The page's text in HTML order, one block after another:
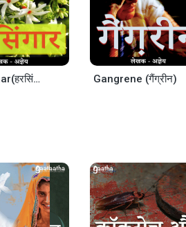
Harsingaar(हरसिंगार) Gangrene (गैंग्रीन)